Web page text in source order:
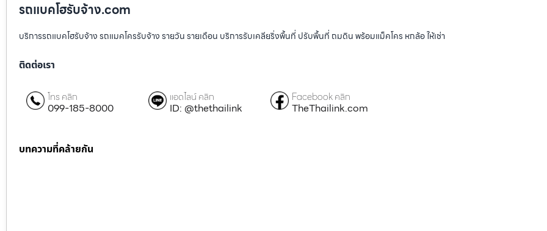
รถแบคโฮรับจ้าง.com
บริการรถแบคโฮรับจ้าง รถแมคโครรับจ้าง รายวัน รายเดือน บริการรับเคลียริ่งพื้นที่ ปรับพื้นที่ ถมดิน พร้อมแม็คโคร หกล้อ ให้เช่า
ติดต่อเรา
โทร คลิก
099-185-8000
แอดไลน์ คลิก
ID: @thethailink
Facebook คลิก
TheThailink.com
บทความที่คล้ายกัน